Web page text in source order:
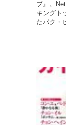
プ』。
キングト
たパク・